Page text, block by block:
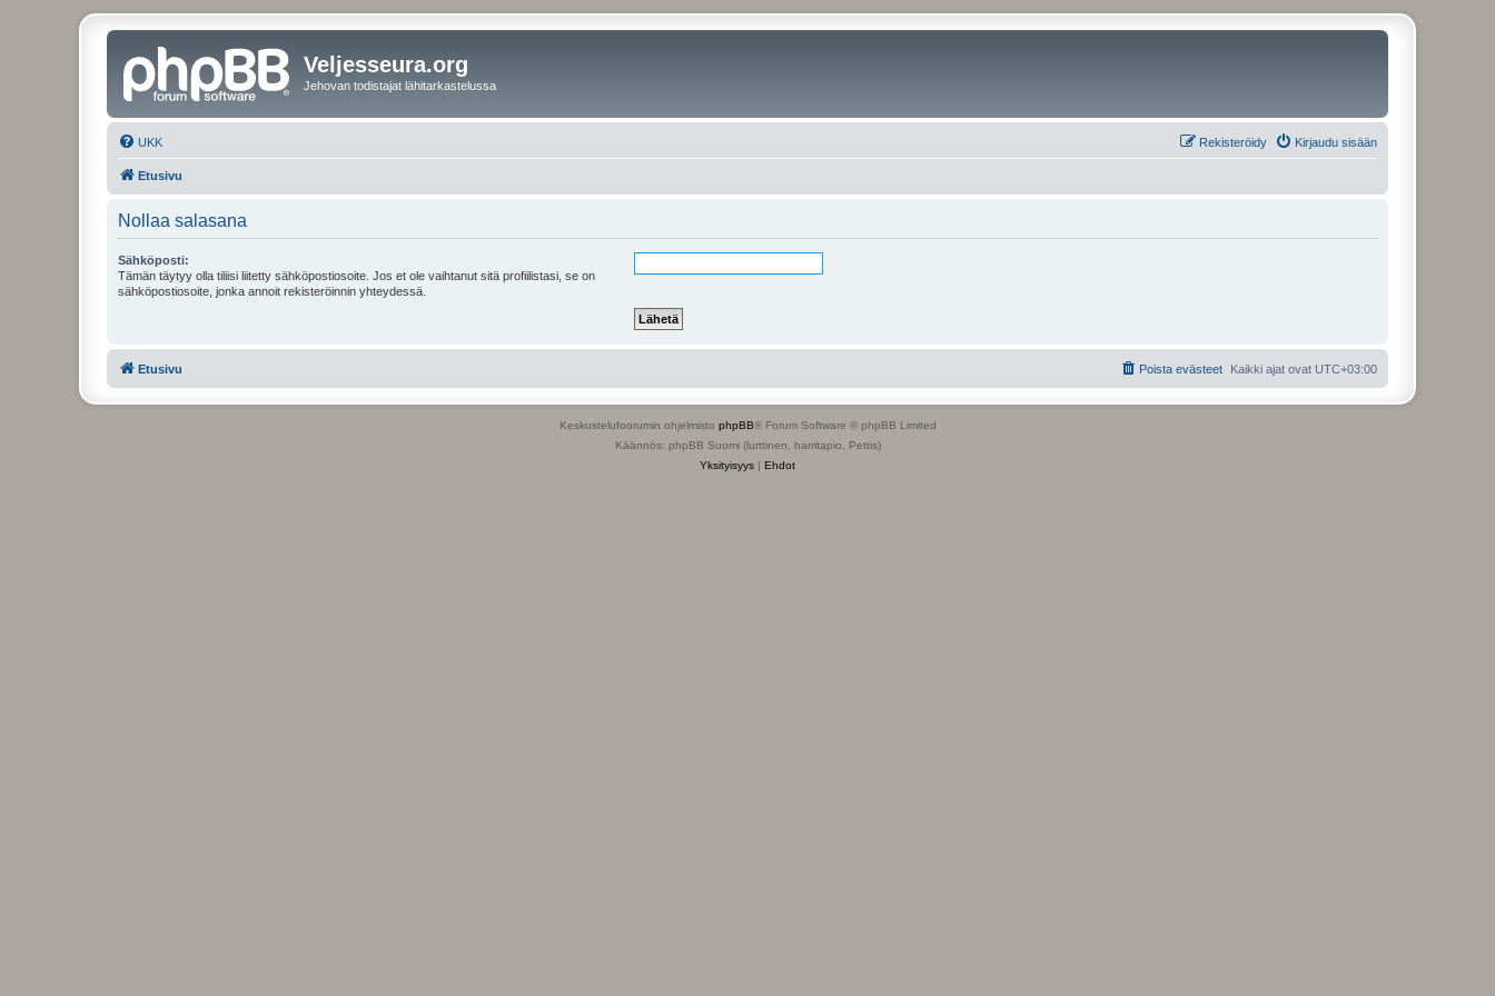
Veljesseura.org
Jehovan todistajat lähitarkastelussa
UKK Kirjaudu sisään
Rekisteröidy
Etusivu
Nollaa salasana
Sähköposti:
Tämän täytyy olla tiliisi liitetty sähköpostiosoite. Jos et ole vaihtanut sitä profiilistasi, se on
sähköpostiosoite, jonka annoit rekisteröinnin yhteydessä.
Etusivu Kaikki ajat ovat UTC+03:00
Poista evästeet
Keskustelufoorumin ohjelmisto phpBB® Forum Software © phpBB Limited
Käännös: phpBB Suomi (lurttinen, harritapio, Pettis)
Yksityisyys | Ehdot